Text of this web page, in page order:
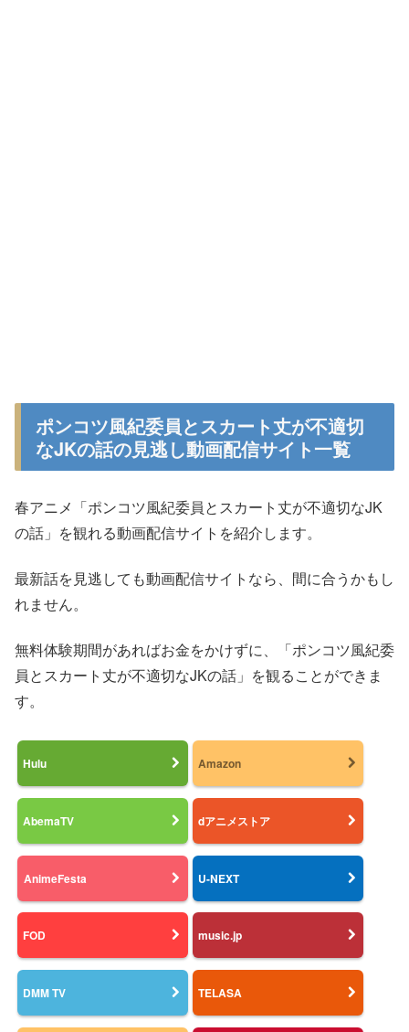
ポンコツ風紀委員とスカート丈が不適切
なJKの話の見逃し動画配信サイト一覧
春アニメ「ポンコツ風紀委員とスカート丈が不適切なJK
の話」を観れる動画配信サイトを紹介します。
最新話を見逃しても動画配信サイトなら、間に合うかもし
れません。
無料体験期間があればお金をかけずに、「ポンコツ風紀委
員とスカート丈が不適切なJKの話」を観ることができま
す。
Hulu Amazon
AbemaTV dアニメストア
AnimeFesta U-NEXT
FOD music.jp
DMM TV TELASA